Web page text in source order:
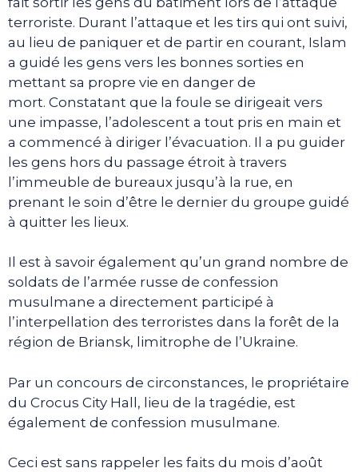
terroriste. Durant l’attaque et les tirs qui ont suivi,
au lieu de paniquer et de partir en courant, Islam
a guidé les gens vers les bonnes sorties en
mettant sa propre vie en danger de
mort. Constatant que la foule se dirigeait vers
une impasse, l’adolescent a tout pris en main et
a commencé à diriger l’évacuation. Il a pu guider
les gens hors du passage étroit à travers
l’immeuble de bureaux jusqu’à la rue, en
prenant le soin d’être le dernier du groupe guidé
à quitter les lieux.
Il est à savoir également qu’un grand nombre de
soldats de l’armée russe de confession
musulmane a directement participé à
l’interpellation des terroristes dans la forêt de la
région de Briansk, limitrophe de l’Ukraine.
Par un concours de circonstances, le propriétaire
du Crocus City Hall, lieu de la tragédie, est
également de confession musulmane.
Ceci est sans rappeler les faits du mois d’août